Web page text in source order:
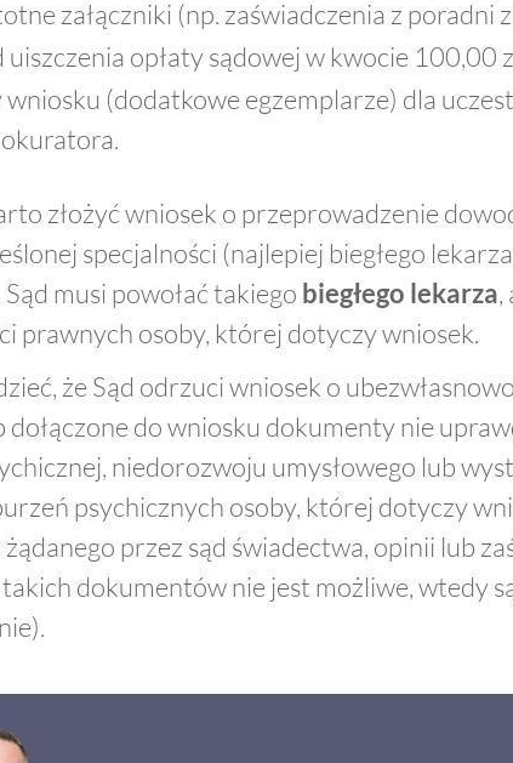
załączniki (np. zaświadczenia z poradni
opłaty sądowej w kwocie 100,00
wniosku (dodatkowe egzemplarze) dla
złożyć wniosek o przeprowadzenie
specjalności (najlepiej biegłego
musi powołać takiego biegłego lekarza,
prawnych osoby, której dotyczy wniosek.
że Sąd odrzuci wniosek o
dołączone do wniosku dokumenty nie
niedorozwoju umysłowego lub
psychicznych osoby, której dotyczy
żądanego przez sąd świadectwa, opinii lub
takich dokumentów nie jest możliwe, wtedy